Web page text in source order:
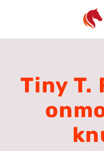
inhoud
Tiny T.